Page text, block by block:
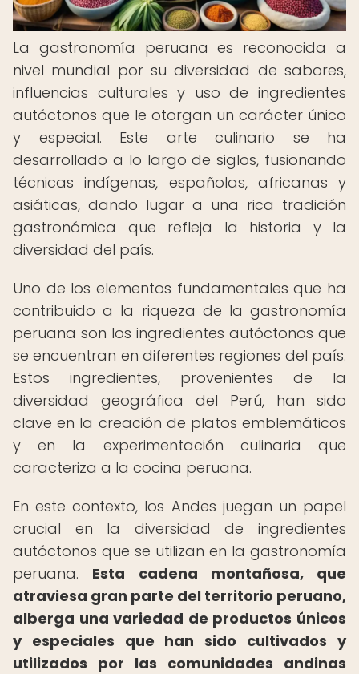
La gastronomía peruana es reconocida a
nivel mundial por su diversidad de sabores,
influencias culturales y uso de ingredientes
autóctonos que le otorgan un carácter único
y especial. Este arte culinario se ha
desarrollado a lo largo de siglos, fusionando
técnicas indígenas, españolas, africanas y
asiáticas, dando lugar a una rica tradición
gastronómica que refleja la historia y la
diversidad del país.
Uno de los elementos fundamentales que ha
contribuido a la riqueza de la gastronomía
peruana son los ingredientes autóctonos que
se encuentran en diferentes regiones del país.
Estos ingredientes, provenientes de la
diversidad geográfica del Perú, han sido
clave en la creación de platos emblemáticos
y en la experimentación culinaria que
caracteriza a la cocina peruana.
En este contexto, los Andes juegan un papel
crucial en la diversidad de ingredientes
autóctonos que se utilizan en la gastronomía
peruana. Esta cadena montañosa, que
atraviesa gran parte del territorio peruano,
alberga una variedad de productos únicos
y especiales que han sido cultivados y
utilizados por las comunidades andinas